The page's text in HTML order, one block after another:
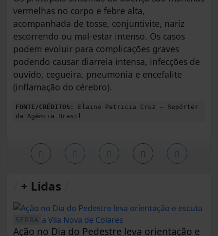
vermelhas no corpo e febre alta,
acompanhada de tosse, conjuntivite, nariz
escorrendo ou mal-estar intenso. Os casos
podem evoluir para complicações graves
podendo causar diarreia intensa, infecções de
ouvido, cegueira, pneumonia e encefalite
(inflamação do cérebro).
FONTE/CRÉDITOS:
Elaine Patricia Cruz – Repórter
da Agência Brasil
+ Lidas
SERRA
Ação no Dia do Pedestre leva orientação e